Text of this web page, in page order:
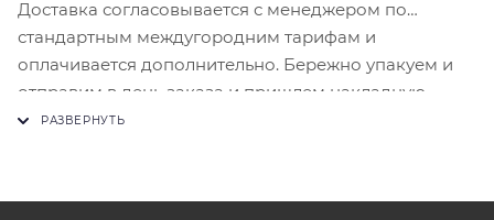
Доставка согласовывается с менеджером по
стандартным междугородним тарифам и
оплачивается дополнительно. Бережно упакуем и
отправим в день заказа и пришлем накладную.